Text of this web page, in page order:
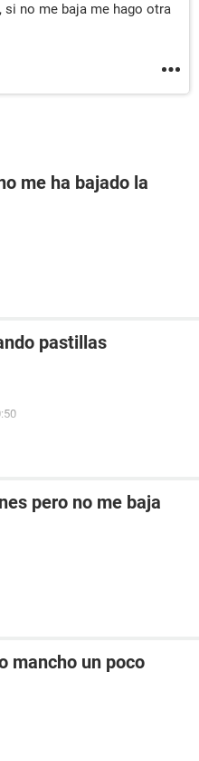
si no me baja me hago otra
me ha bajado la
pastillas
pero no me baja
mancho un poco